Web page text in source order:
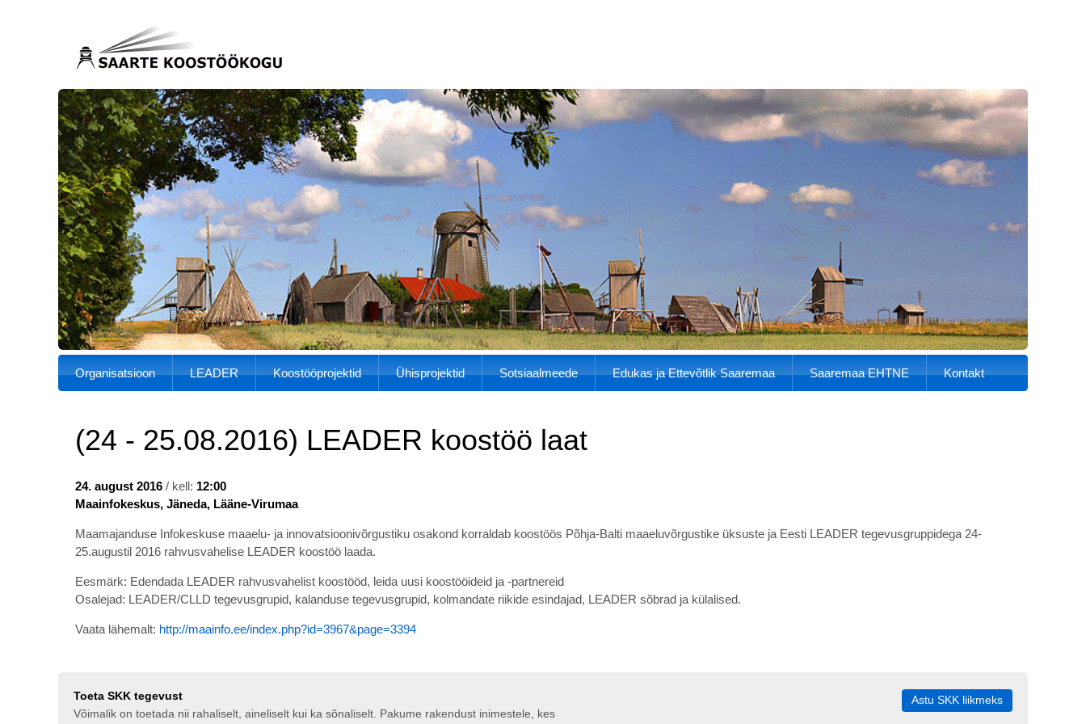
Organisatsioon LEADER Koostööprojektid Ühisprojektid Sotsiaalmeede Edukas ja Ettevõtlik Saaremaa Saaremaa EHTNE Kontakt
(24 - 25.08.2016) LEADER koostöö laat
24. august 2016 / kell: 12:00
Maainfokeskus, Jäneda, Lääne-Virumaa
Maamajanduse Infokeskuse maaelu- ja innovatsioonivõrgustiku osakond korraldab koostöös Põhja-Balti maaeluvõrgustike üksuste ja Eesti LEADER tegevusgruppidega 24-
25.augustil 2016 rahvusvahelise LEADER koostöö laada.
Eesmärk: Edendada LEADER rahvusvahelist koostööd, leida uusi koostööideid ja -partnereid
Osalejad: LEADER/CLLD tegevusgrupid, kalanduse tegevusgrupid, kolmandate riikide esindajad, LEADER sõbrad ja külalised.
Vaata lähemalt: http://maainfo.ee/index.php?id=3967&page=3394
Toeta SKK tegevust
Võimalik on toetada nii rahaliselt, aineliselt kui ka sõnaliselt. Pakume rakendust inimestele, kes
Astu SKK liikmeks